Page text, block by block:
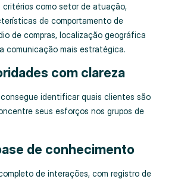
critérios como setor de atuação,
de comportamento de
de compras, localização geográfica
comunicação mais estratégica.
com clareza
identificar quais clientes são
seus esforços nos grupos de
de conhecimento
de interações, com registro de